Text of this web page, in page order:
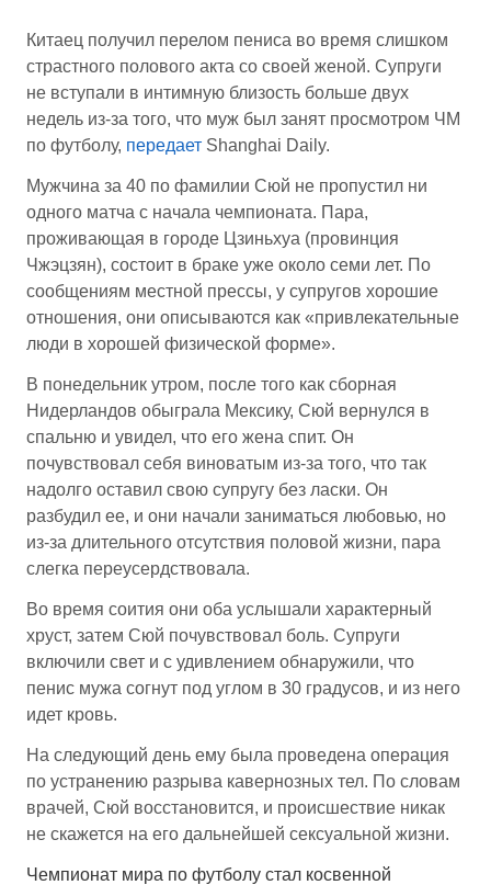
Китаец получил перелом пениса во время слишком
страстного полового акта со своей женой. Супруги
не вступали в интимную близость больше двух
недель из-за того, что муж был занят просмотром ЧМ
по футболу, передает Shanghai Daily.
Мужчина за 40 по фамилии Сюй не пропустил ни
одного матча с начала чемпионата. Пара,
проживающая в городе Цзиньхуа (провинция
Чжэцзян), состоит в браке уже около семи лет. По
сообщениям местной прессы, у супругов хорошие
отношения, они описываются как «привлекательные
люди в хорошей физической форме».
В понедельник утром, после того как сборная
Нидерландов обыграла Мексику, Сюй вернулся в
спальню и увидел, что его жена спит. Он
почувствовал себя виноватым из-за того, что так
надолго оставил свою супругу без ласки. Он
разбудил ее, и они начали заниматься любовью, но
из-за длительного отсутствия половой жизни, пара
слегка переусердствовала.
Во время соития они оба услышали характерный
хруст, затем Сюй почувствовал боль. Супруги
включили свет и с удивлением обнаружили, что
пенис мужа согнут под углом в 30 градусов, и из него
идет кровь.
На следующий день ему была проведена операция
по устранению разрыва кавернозных тел. По словам
врачей, Сюй восстановится, и происшествие никак
не скажется на его дальнейшей сексуальной жизни.
Чемпионат мира по футболу стал косвенной